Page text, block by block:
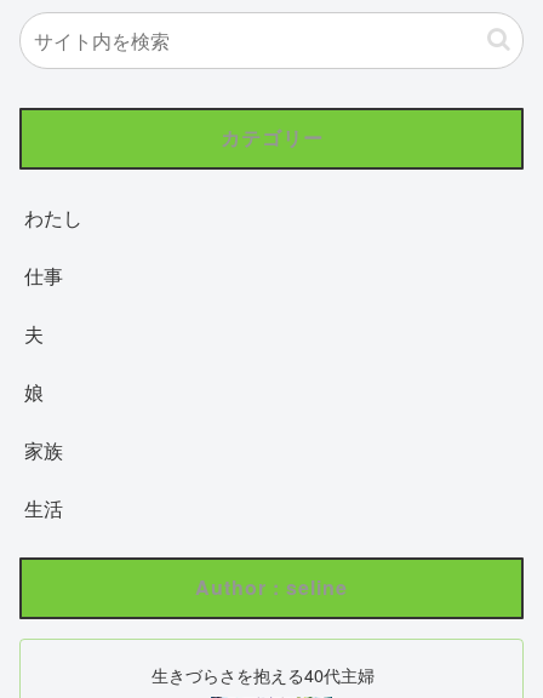
カテゴリー
わたし
仕事
夫
娘
家族
生活
Author : seline
生きづらさを抱える40代主婦